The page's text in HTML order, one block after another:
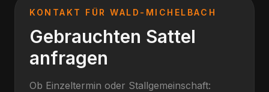
KONTAKT FÜRWALD-MICHELBACH
Gebrauchten Sattel
anfragen
Ob Einzeltermin oder Stallgemeinschaft: